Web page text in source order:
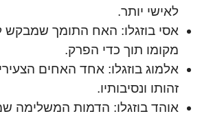
לאישי יותר.
אסי בוזגלו: האח התומך שמבקש
מקומו תוך כדי הפרק.
אלמוג בוזגלו: אחד האחים
זהותו ונסיבותיו.
אוהד בוזגלו: הדמות המשלימה